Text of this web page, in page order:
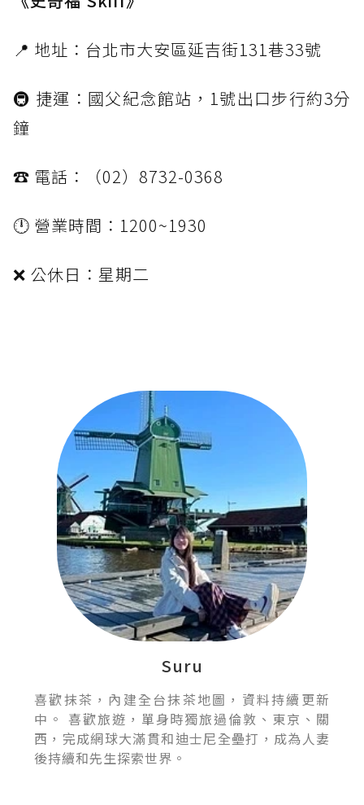
📍 地址：台北市大安區延吉街131巷33號
🚇 捷運：國父紀念館站，1號出口步行約3分
鐘
☎️ 電話：（02）8732-0368
🕛 營業時間：1200~1930
❌ 公休日：星期二
Suru
喜歡抹茶，內建全台抹茶地圖，資料持續更新
中。 喜歡旅遊，單身時獨旅過倫敦、東京、關
西，完成網球大滿貫和迪士尼全壘打，成為人妻
後持續和先生探索世界。